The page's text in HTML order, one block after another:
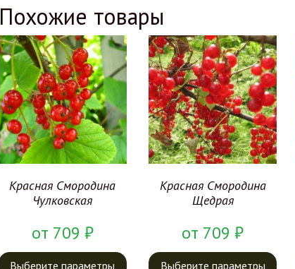
Похожие товары
Красная Смородина
Чулковская
от 709 ₽
Выберите параметры
Красная Смородина
Щедрая
от 709₽
Выберите параметры